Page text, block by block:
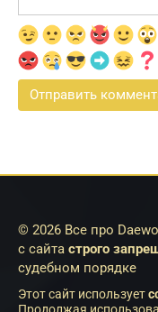
© 2026 Все про
с сайта строго
судебном порядке
Этот сайт использует